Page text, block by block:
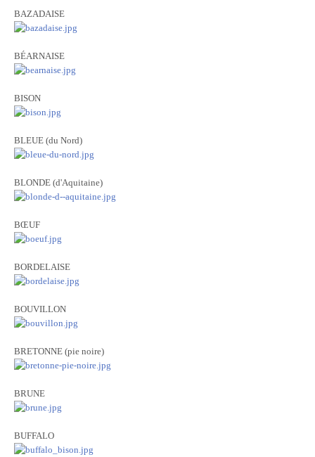
BAZADAISE
BÉARNAISE
BISON
BLEUE (du Nord)
BLONDE (d'Aquitaine)
BŒUF
BORDELAISE
BOUVILLON
BRETONNE (pie noire)
BRUNE
BUFFALO